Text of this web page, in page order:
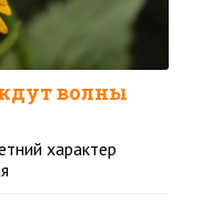
волны
характер